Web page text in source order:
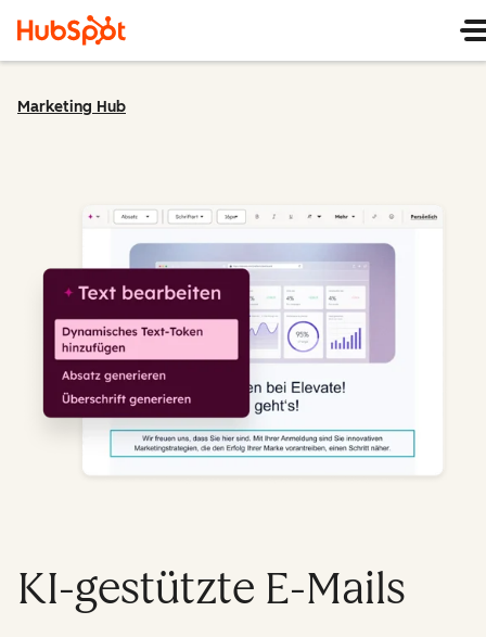
Marketing Hub
KI-gestützte E-Mails